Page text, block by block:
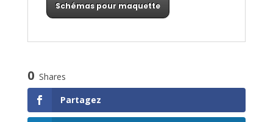
Schémas pour maquette
0 Shares
Partagez